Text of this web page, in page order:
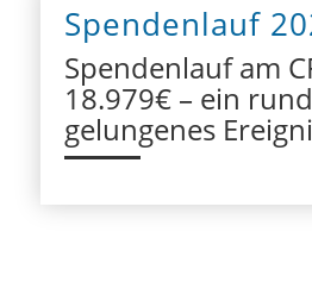
Spendenlauf
Spendenlauf am
18.979€ – ein
gelungenes